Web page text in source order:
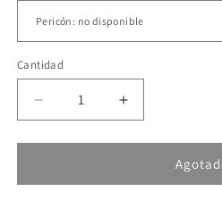
Cantidad
Reducir
cantidad
para
de
Aumentar
cantidad
para
de